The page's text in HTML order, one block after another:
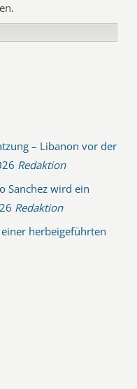
– Libanon vor der
Redaktion
Sanchez wird ein
Redaktion
herbeigeführten